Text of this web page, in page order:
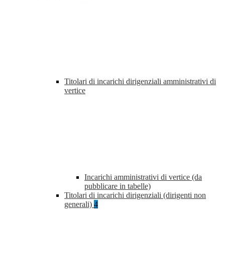
Titolari di incarichi dirigenziali amministrativi di
vertice
Incarichi amministrativi di vertice (da
pubblicare in tabelle)
Titolari di incarichi dirigenziali (dirigenti non
generali) 4